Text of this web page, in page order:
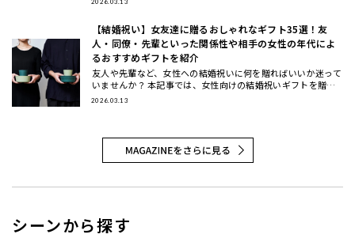
への結婚祝い
【結婚祝い】女友達に贈るおしゃれなギフト35選！友
人・同僚・先輩といった関係性や相手の女性の年代によ
るおすすめギフトを紹介
友人や先輩など、女性への結婚祝いに何を贈ればいいか迷って
いませんか？ 本記事では、女性向けの結婚祝いギフトを贈る
相手別（女友達・同僚・先輩/上司・後輩/部下）と、年代別
2026.03.13
シーンから探す